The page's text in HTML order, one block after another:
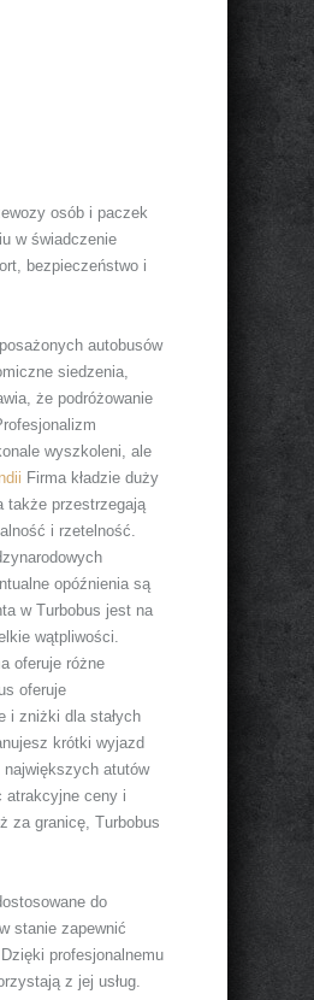
osób i paczek
w świadczenie
bezpieczeństwo i
autobusów
siedzenia,
że podróżowanie
wyszkoleni, ale
Firma kładzie duży
także przestrzegają
i rzetelność.
opóźnienia są
w Turbobus jest na
wątpliwości.
oferuje różne
oferuje
i zniżki dla stałych
krótki wyjazd
największych atutów
atrakcyjne ceny i
za granicę, Turbobus
do
stanie zapewnić
profesjonalnemu
z jej usług.